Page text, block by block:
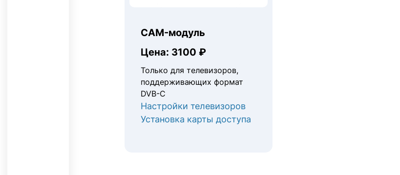
CAM-модуль
Цена: 3100 ₽
Только для телевизоров,
поддерживающих формат
DVB-C
Настройки телевизоров
Установка карты доступа